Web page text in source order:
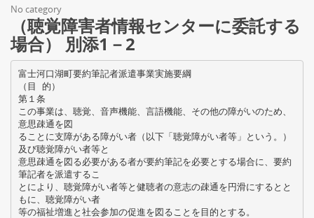
No category
（聴覚障害者情報センターに委託する
場合） 別添1－2
富士河口湖町要約筆記者派遣事業実施要綱
（目 的）
第１条
この事業は、聴覚、音声機能、言語機能、その他の障がいのため、
意思疎通を図
ることに支障がある障がい者（以下「聴覚障がい者等」という。）
及び聴覚障がい者等と
意思疎通を図る必要がある者が要約筆記を必要とする場合に、要約
筆記者を派遣するこ
とにより、聴覚障がい者等と健聴者の意志の疎通を円滑にするとと
もに、聴覚障がい者
等の福祉増進と社会参加の促進を図ることを目的とする。